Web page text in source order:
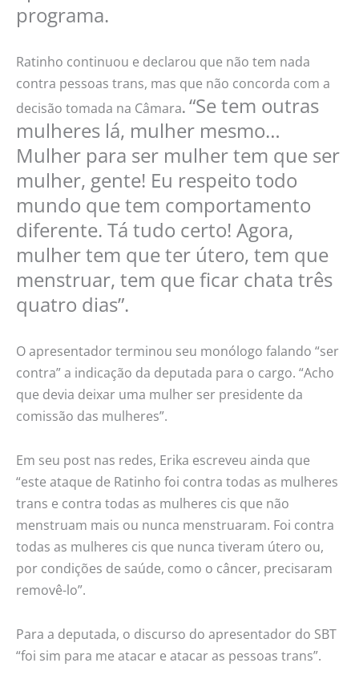
programa.
Ratinho continuou e declarou que não tem nada
contra pessoas trans, mas que não concorda com a
decisão tomada na Câmara. “Se tem outras
mulheres lá, mulher mesmo…
Mulher para ser mulher tem que ser
mulher, gente! Eu respeito todo
mundo que tem comportamento
diferente. Tá tudo certo! Agora,
mulher tem que ter útero, tem que
menstruar, tem que ficar chata três
quatro dias”.
O apresentador terminou seu monólogo falando “ser
contra” a indicação da deputada para o cargo. “Acho
que devia deixar uma mulher ser presidente da
comissão das mulheres”.
Em seu post nas redes, Erika escreveu ainda que
“este ataque de Ratinho foi contra todas as mulheres
trans e contra todas as mulheres cis que não
menstruam mais ou nunca menstruaram. Foi contra
todas as mulheres cis que nunca tiveram útero ou,
por condições de saúde, como o câncer, precisaram
removê-lo”.
Para a deputada, o discurso do apresentador do SBT
“foi sim para me atacar e atacar as pessoas trans”.